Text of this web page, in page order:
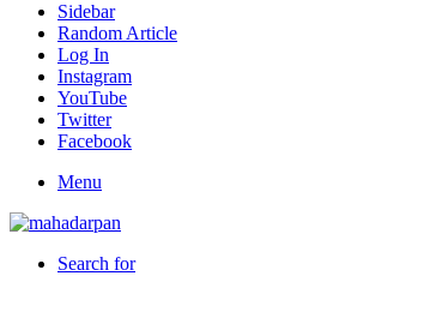
Sidebar
Random Article
Log In
Instagram
YouTube
Twitter
Facebook
Menu
Search for